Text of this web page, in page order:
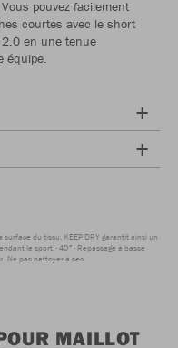
pouvez facilement
courtes avec le short
en une tenue
équipe.
du tissu. KEEP DRY garantit ainsi un
le sport. 40° Repassage à basse
Ne pas nettoyer à sec
MAILLOT